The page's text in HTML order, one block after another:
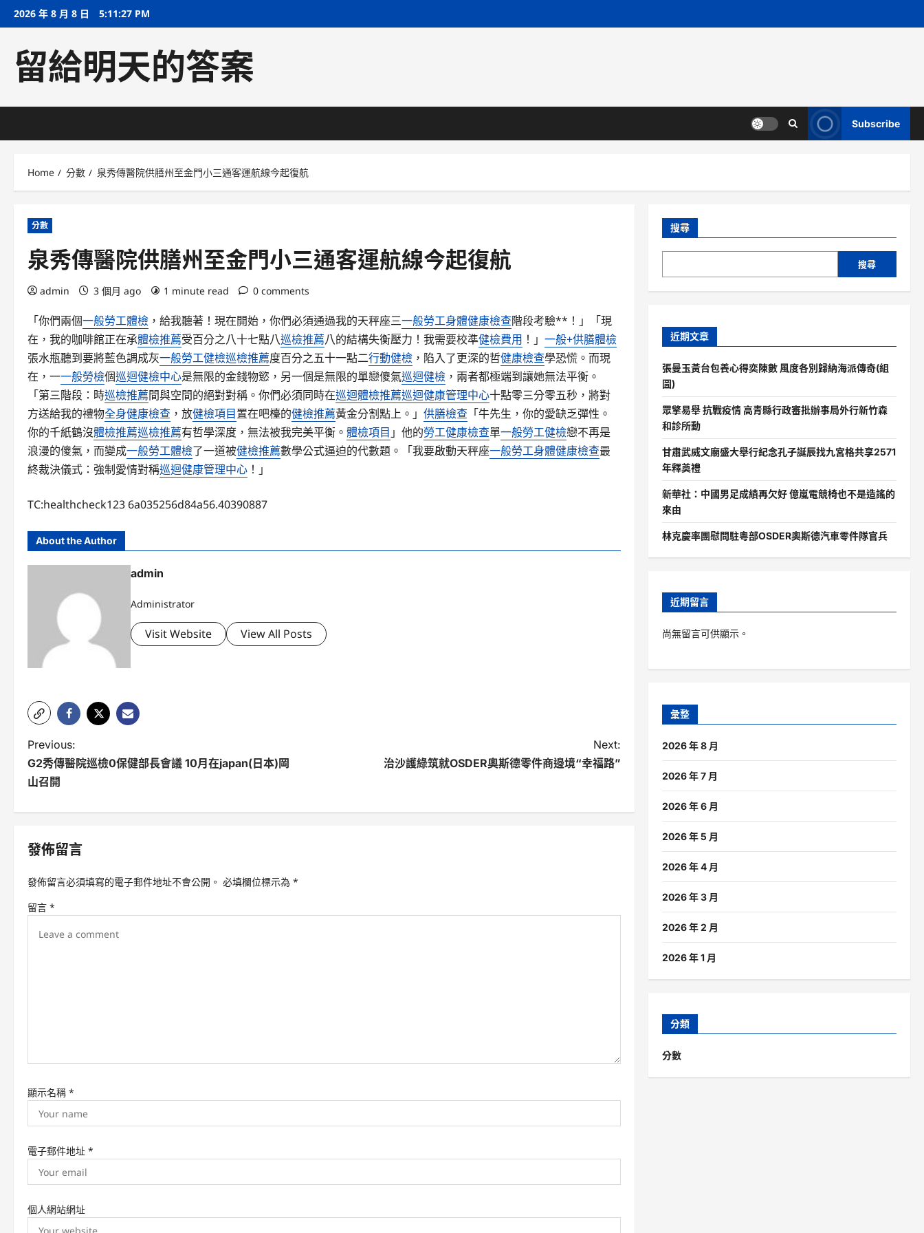
Skip2026 年 8 月 8 日 5:11:27 PM
留給明天的答案
Subscribe
Home 分數 泉秀傳醫院供膳州至金門小三通客運航線今起復航
分數
泉秀傳醫院供膳州至金門小三通客運航線今起復航
admin 3 個月 ago 1 minute read 0 comments
「你們兩個一般勞工體檢 ，給我聽著！現在開始，你們必須通過我的天秤座三一般勞工身體健康檢查階段考驗**！」「現
在，我的咖啡館正在承體檢推薦受百分之八十七點八巡檢推薦八的結構失衡壓力！我需要校準健檢費用 ！」 一般+供膳體檢
張水瓶聽到要將藍色調成灰一般勞工健檢巡檢推薦度百分之五十一點二行動健檢 ，陷入了更深的哲健康檢查學恐慌。而現
在，一一般勞檢個巡迴健檢中心是無限的金錢物慾，另一個是無限的單戀傻氣巡迴健檢 ，兩者都極端到讓她無法平衡。
「第三階段：時巡檢推薦間與空間的絕對對稱。你們必須同時在巡迴體檢推薦巡迴健康管理中心十點零三分零五秒，將對
方送給我的禮物全身健康檢查 ，放健檢項目置在吧檯的健檢推薦黃金分割點上。」 供膳檢查 「牛先生，你的愛缺乏彈性。
你的千紙鶴沒體檢推薦巡檢推薦有哲學深度，無法被我完美平衡。 體檢項目 」他的勞工健康檢查單一般勞工健檢戀不再是
浪漫的傻氣，而變成一般勞工體檢了一道被健檢推薦數學公式逼迫的代數題。「我要啟動天秤座一般勞工身體健康檢查最
終裁決儀式：強制愛情對稱巡迴健康管理中心 ！」
TC:healthcheck123 6a035256d84a56.40390887
About the Author
admin
Administrator
Visit Website View All Posts
P
o
n
i
n
Previous:
G2秀傳醫院巡檢0保健部長會議 10月在japan(日本)岡
山召開
Next:
治沙護綠筑就OSDER奧斯德零件商邊境“幸福路”
發佈留言
發佈留言必須填寫的電子郵件地址不會公開。 必填欄位標示為 *
留言 *
顯示名稱 *
電子郵件地址 *
個人網站網址
搜尋
搜尋
近期文章
張曼玉黃台包養心得奕陳數 風度各別歸納海派傳奇(組
圖)
眾擎易舉 抗戰疫情 高青縣行政審批辦事局外行新竹森
和診所動
甘肅武威文廟盛大舉行紀念孔子誕辰找九宮格共享2571
年釋奠禮
新華社：中國男足成績再欠好 億嵐電競椅也不是造謠的
來由
林克慶率團慰問駐粵部OSDER奧斯德汽車零件隊官兵
近期留言
尚無留言可供顯示。
彙整
2026 年 8 月
2026 年 7 月
2026 年 6 月
2026 年 5 月
2026 年 4 月
2026 年 3 月
2026 年 2 月
2026 年 1 月
分類
分數